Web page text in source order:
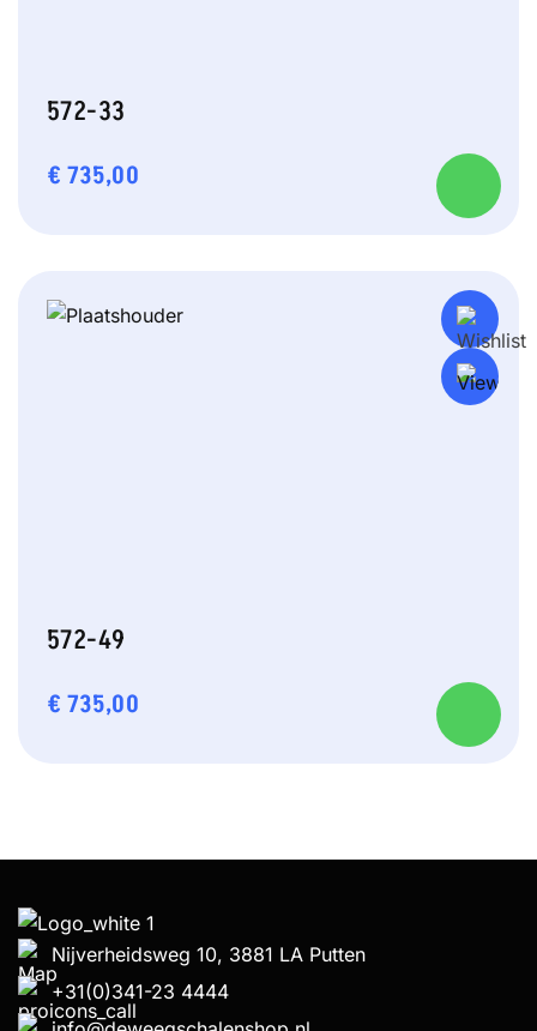
572-33
€ 735,00
572-49
€ 735,00
Nijverheidsweg 10, 3881 LA Putten
+31(0)341-23 4444